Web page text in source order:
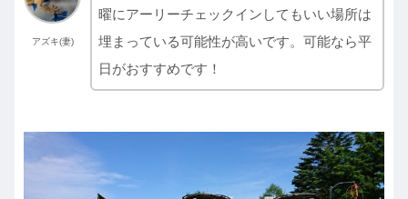
アズキ(妻)
曜にアーリーチェックインしてもいい場所は
埋まっている可能性が高いです。可能なら平
日がおすすめです！